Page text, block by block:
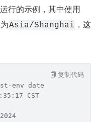
行的示例，其中使用
Asia/Shanghai ，这
env date
CST
复制代码